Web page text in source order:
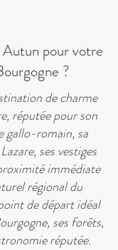
pour votre
?
de charme
réputée pour son
gallo-romain, sa
ses vestiges
immédiate
régional du
de départ idéal
ses forêts,
réputée.